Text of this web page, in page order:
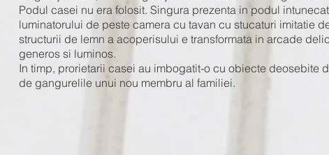
Podul casei nu era folosit. Singura prezenta in podul
luminatorului de peste camera cu tavan cu stucaturi imitatie
structurii de lemn a acoperisului e transformata in arcade
generos si luminos.
In timp, prorietarii casei au imbogatit-o cu obiecte deosebite
de gangurelile unui nou membru al familiei.